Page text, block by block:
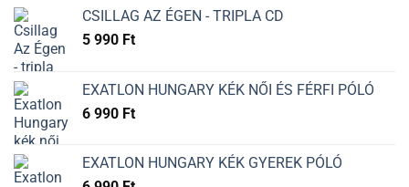
CSILLAG AZ ÉGEN - TRIPLA CD
5 990 Ft
EXATLON HUNGARY KÉK NŐI ÉS FÉRFI PÓLÓ
6 990 Ft
EXATLON HUNGARY KÉK GYEREK PÓLÓ